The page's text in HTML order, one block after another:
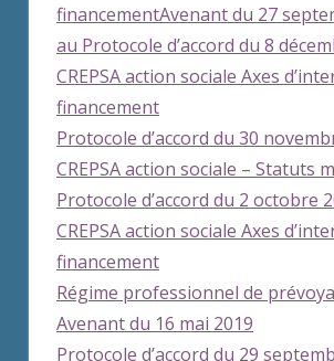
financementAvenant du 27
au Protocole d’accord du 8
CREPSA action sociale Axes
financement
Protocole d’accord du 30
CREPSA action sociale – Statuts
Protocole d’accord du 2 octobre
CREPSA action sociale Axes
financement
Régime professionnel de
Avenant du 16 mai 2019
Protocole d’accord du 29